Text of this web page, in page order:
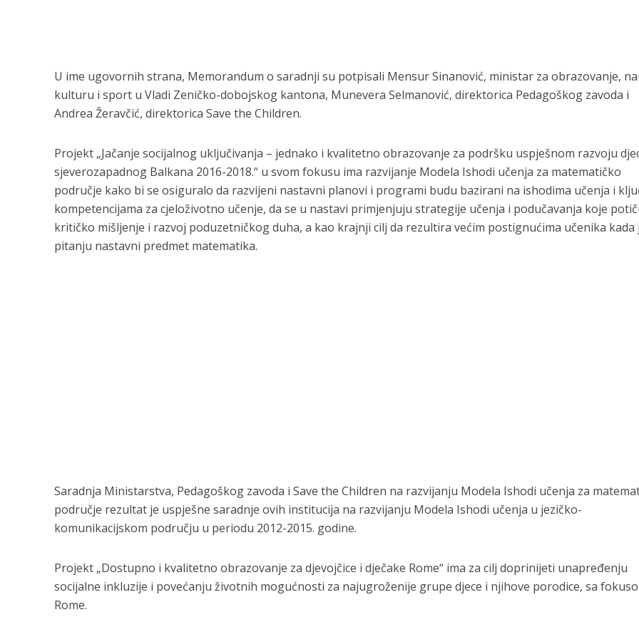
U ime ugovornih strana, Memorandum o saradnji su potpisali Mensur Sinanović, ministar za obrazovanje,
kulturu i sport u Vladi Zeničko-dobojskog kantona, Munevera Selmanović, direktorica Pedagoškog zavoda i
Andrea Žeravčić, direktorica Save the Children.
Projekt „Jačanje socijalnog uključivanja – jednako i kvalitetno obrazovanje za podršku uspješnom razvoju
sjeverozapadnog Balkana 2016-2018.“ u svom fokusu ima razvijanje Modela Ishodi učenja za matematičko
područje kako bi se osiguralo da razvijeni nastavni planovi i programi budu bazirani na ishodima učenja i
kompetencijama za cjeloživotno učenje, da se u nastavi primjenjuju strategije učenja i podučavanja koje
kritičko mišljenje i razvoj poduzetničkog duha, a kao krajnji cilj da rezultira većim postignućima učenika kada
pitanju nastavni predmet matematika.
Saradnja Ministarstva, Pedagoškog zavoda i Save the Children na razvijanju Modela Ishodi učenja za
područje rezultat je uspješne saradnje ovih institucija na razvijanju Modela Ishodi učenja u jezičko-
komunikacijskom području u periodu 2012-2015. godine.
Projekt „Dostupno i kvalitetno obrazovanje za djevojčice i dječake Rome“ ima za cilj doprinijeti unapređenju
socijalne inkluzije i povećanju životnih mogućnosti za najugroženije grupe djece i njihove porodice, sa
Rome.